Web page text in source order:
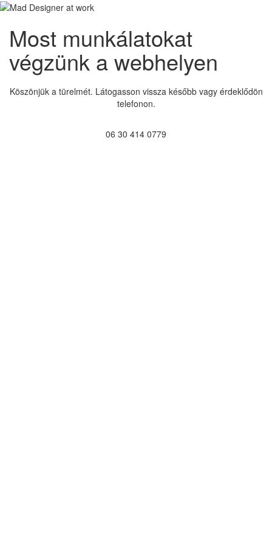
Most munkálatokat
végzünk a webhelyen
Köszönjük a türelmét. Látogasson vissza később vagy érdeklődön
telefonon.
06 30 414 0779